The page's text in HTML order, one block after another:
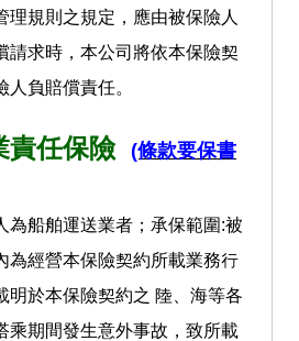
理規則之規定，應由被保險人
請求時，本公司將依本保險契
負賠償責任。
任保險
(條款要保書
為船舶運送業者；承保範圍:被
為經營本保險契約所載業務行
明於本保險契約之 陸、海等各
乘期間發生意外事故，致所載